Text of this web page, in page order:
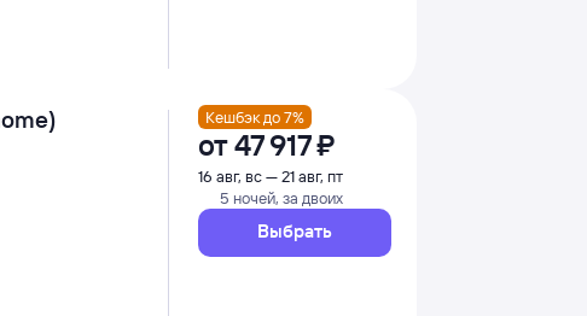
Кешбэк до 7%
от47 ⁠917 ⁠₽
16 авг, вс — 21 авг, пт
5 ночей, за двоих
Выбрать